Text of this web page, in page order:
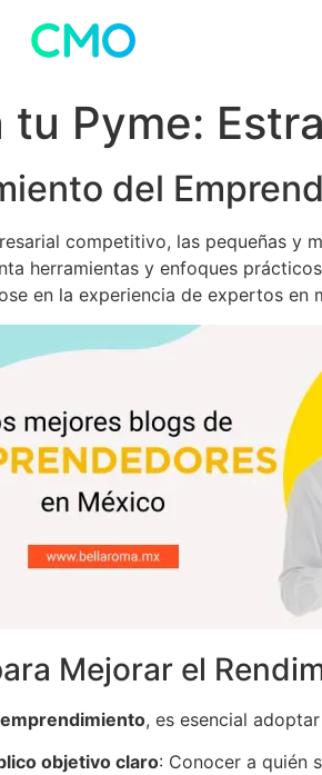
tu Pyme:
del
competitivo, las pequeñas y
herramientas y enfoques
en la experiencia de expertos en
Mejorar el
, es esencial
objetivo claro: Conocer a quién